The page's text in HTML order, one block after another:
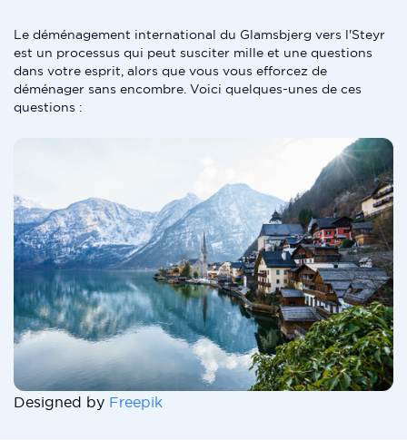
Le déménagement international du Glamsbjerg vers l'Steyr
est un processus qui peut susciter mille et une questions
dans votre esprit, alors que vous vous efforcez de
déménager sans encombre. Voici quelques-unes de ces
questions :
Designed by Freepik